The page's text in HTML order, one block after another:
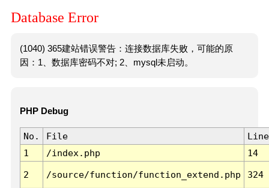
Database Error
(1040) 365建站错误警告：连接数据库失败，可能的原
因：1、数据库密码不对; 2、mysql未启动。
PHP Debug
No. File
Line
1
/index.php 14
2 /source/function/function_extend.php 324